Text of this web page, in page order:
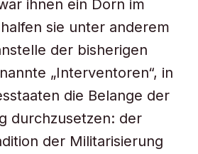
ihnen ein Dorn im
sie unter anderem
der bisherigen
„Interventoren“, in
die Belange der
durchzusetzen: der
der Militarisierung